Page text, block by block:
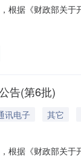
根据《财政部关
房精密空调采购
告(第6批)
讯电子
其它
根据《财政部关